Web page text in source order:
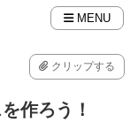
MENU
クリップする
作ろう！